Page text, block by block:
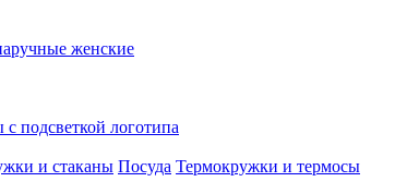
женские
с подсветкой логотипа
и стаканы Посуда Термокружки и термосы